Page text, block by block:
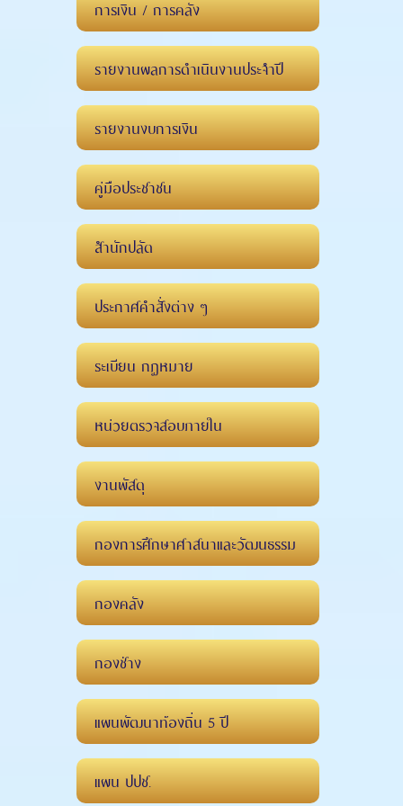
การเงิน / การคลัง
รายงานผลการดำเนินงานประจำปี
รายงานงบการเงิน
คู่มือประชาชน
สำนักปลัด
ประกาศคำสั่งต่าง ๆ
ระเบียน กฏหมาย
หน่วยตรวจสอบภายใน
งานพัสดุ
กองการศึกษาศาสนาและวัฒนธรรม
กองคลัง
กองช่าง
แผนพัฒนาท้องถิ่น 5 ปี
แผน ปปช.